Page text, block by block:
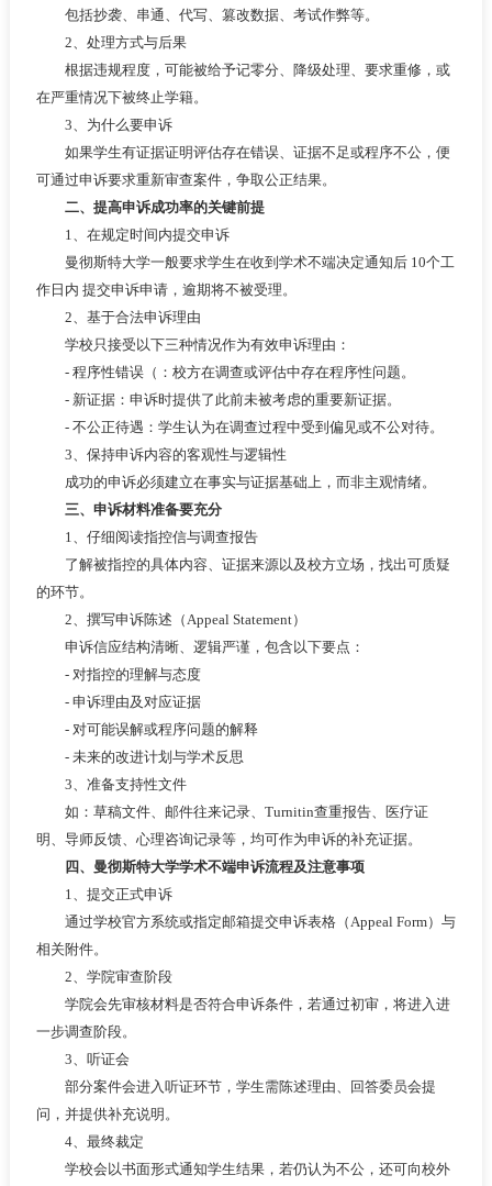
包括抄袭、串通、代写、篡改数据、考试作弊等。
2、处理方式与后果
根据违规程度，可能被给予记零分、降级处理、要求重修，或
在严重情况下被终止学籍。
3、为什么要申诉
如果学生有证据证明评估存在错误、证据不足或程序不公，便
可通过申诉要求重新审查案件，争取公正结果。
二、提高申诉成功率的关键前提
1、在规定时间内提交申诉
曼彻斯特大学一般要求学生在收到学术不端决定通知后 10个工
作日内 提交申诉申请，逾期将不被受理。
2、基于合法申诉理由
学校只接受以下三种情况作为有效申诉理由：
- 程序性错误（：校方在调查或评估中存在程序性问题。
- 新证据：申诉时提供了此前未被考虑的重要新证据。
- 不公正待遇：学生认为在调查过程中受到偏见或不公对待。
3、保持申诉内容的客观性与逻辑性
成功的申诉必须建立在事实与证据基础上，而非主观情绪。
三、申诉材料准备要充分
1、仔细阅读指控信与调查报告
了解被指控的具体内容、证据来源以及校方立场，找出可质疑
的环节。
2、撰写申诉陈述（Appeal Statement）
申诉信应结构清晰、逻辑严谨，包含以下要点：
- 对指控的理解与态度
- 申诉理由及对应证据
- 对可能误解或程序问题的解释
- 未来的改进计划与学术反思
3、准备支持性文件
如：草稿文件、邮件往来记录、Turnitin查重报告、医疗证
明、导师反馈、心理咨询记录等，均可作为申诉的补充证据。
四、曼彻斯特大学学术不端申诉流程及注意事项
1、提交正式申诉
通过学校官方系统或指定邮箱提交申诉表格（Appeal Form）与
相关附件。
2、学院审查阶段
学院会先审核材料是否符合申诉条件，若通过初审，将进入进
一步调查阶段。
3、听证会
部分案件会进入听证环节，学生需陈述理由、回答委员会提
问，并提供补充说明。
4、最终裁定
学校会以书面形式通知学生结果，若仍认为不公，还可向校外